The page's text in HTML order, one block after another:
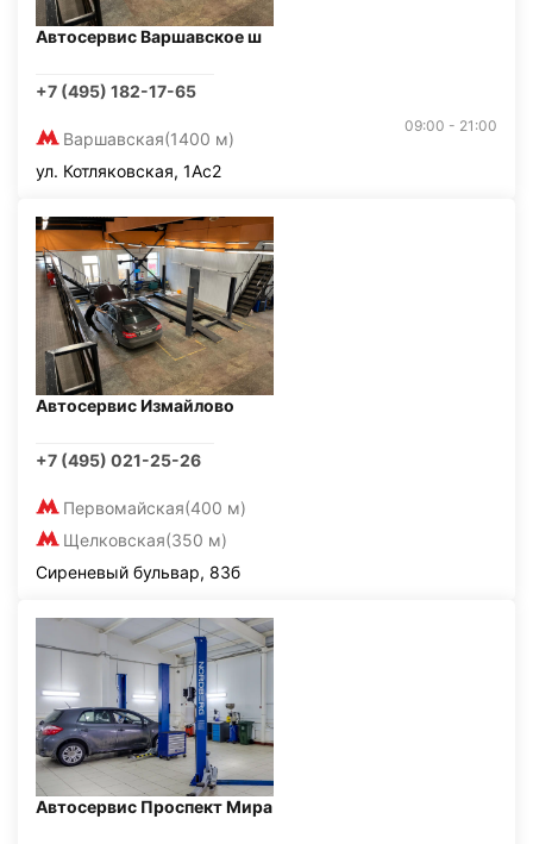
Автосервис Варшавское ш
+7 (495) 182-17-65
Варшавская(1400 м)
09:00 - 21:00
ул. Котляковская, 1Ас2
Автосервис Измайлово
+7 (495) 021-25-26
Первомайская(400 м)
Щелковская(350 м)
Сиреневый бульвар, 83б
Автосервис Проспект Мира